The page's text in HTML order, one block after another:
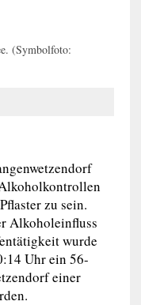
(Symbolfoto:
zu sein.
Alkoholeinfluss
wurde
Uhr ein 56-
einer